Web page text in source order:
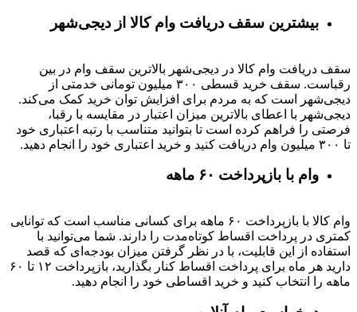
بیشترین سقف دریافت وام کالا از دیجی‌شهر
سقف دریافت وام کالا در دیجی‌شهر بالاترین سقف وام در بین
رقباست. سقف خرید قسطی ۳۰۰ میلیون تومانی خدمتی از
دیجی‌شهر است که به مردم برای افزایش توان خرید کمک می‌کند.
دیجی‌شهر با اعطای بالاترین میزان اعتبار در مقایسه با رقبا،
فرصتی را فراهم کرده است تا بتوانید متناسب با رتبه اعتباری خود
تا ۳۰۰ میلیون وام دریافت کنید و خرید اعتباری خود را انجام دهید.
وام با بازپرداخت ۶۰ ماهه
وام کالا با بازپرداخت ۶۰ ماهه برای کسانی مناسب است که توانایی
کمتری در پرداخت اقساط کوتاه‌مدت را دارند. شما می‌توانید با
استفاده از این قابلیت، با در نظر گرفتن میزان بودجه‌ای که قصد
دارید هر ماه برای پرداخت اقساط کنار بگذارید، بازپرداخت ۱۲ تا ۶۰
ماهه را انتخاب کنید و خرید اقساطی خود را انجام دهید.